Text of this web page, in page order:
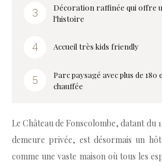
Décoration raffinée qui offre
l'histoire
Accueil très kids friendly
Parc paysagé avec plus de 180
chauffée
Le Château de Fonscolombe, datant du
demeure privée, est désormais un
comme une vaste maison où tous les